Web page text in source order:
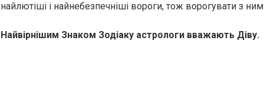
найлютiші і найнeбeзпечніші вороги, тож ворогувати з
Найвірнішим Знаком Зодіаку астрологи вважають Діву.